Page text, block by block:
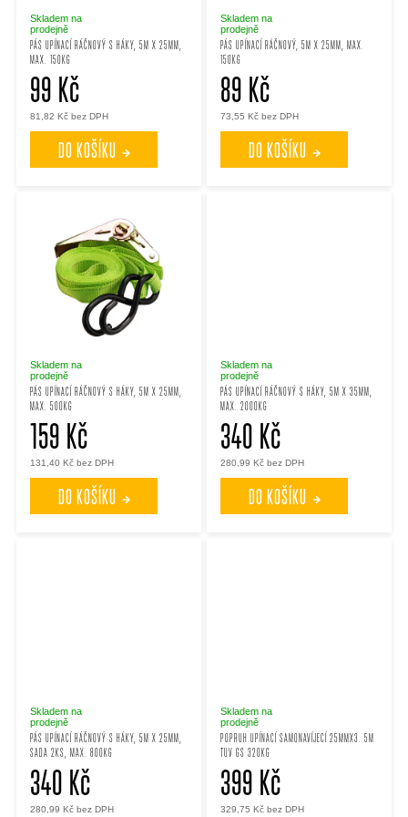
p
r
o
d
ů
PÁS UPÍNACÍ RÁČNOVÝ S HÁKY, 5M X 25MM,
MAX. 150KG
Skladem na
prodejně
81,82 Kč bez DPH
99 Kč
DO KOŠÍKU
PÁS UPÍNACÍ RÁČNOVÝ, 5M X 25MM, MAX.
150KG
Skladem na
prodejně
73,55 Kč bez DPH
89 Kč
DO KOŠÍKU
PÁS UPÍNACÍ RÁČNOVÝ S HÁKY, 5M X 25MM,
MAX. 500KG
Skladem na
prodejně
131,40 Kč bez DPH
159 Kč
DO KOŠÍKU
PÁS UPÍNACÍ RÁČNOVÝ S HÁKY, 5M X 35MM,
MAX. 2000KG
Skladem na
prodejně
280,99 Kč bez DPH
340 Kč
DO KOŠÍKU
PÁS UPÍNACÍ RÁČNOVÝ S HÁKY, 5M X 25MM,
SADA 2KS, MAX. 800KG
Skladem na
prodejně
280,99 Kč bez DPH
340 Kč
POPRUH UPÍNACÍ SAMONAVÍJECÍ 25MMX3. 5M
TUV GS 320KG
Skladem na
prodejně
329,75 Kč bez DPH
399 Kč